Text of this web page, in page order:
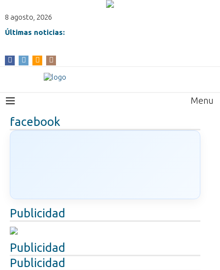
8 agosto, 2026
Últimas noticias:
Menu
facebook
Publicidad
Publicidad
Publicidad